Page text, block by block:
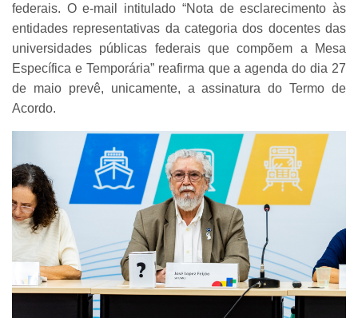
federais. O e-mail intitulado “Nota de esclarecimento às
entidades representativas da categoria dos docentes das
universidades públicas federais que compõem a Mesa
Específica e Temporária” reafirma que a agenda do dia 27
de maio prevê, unicamente, a assinatura do Termo de
Acordo.